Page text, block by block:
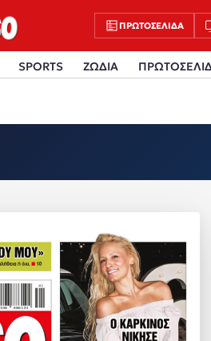
ΠΡΩΤΟΣΈΛΙΔΑ
SPORTS ΖΩΔΙΑ